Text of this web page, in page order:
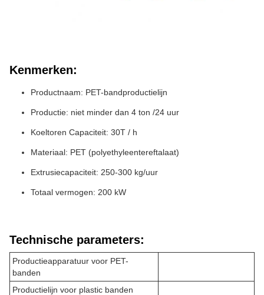
Kenmerken:
Productnaam: PET-bandproductielijn
Productie: niet minder dan 4 ton /24 uur
Koeltoren Capaciteit: 30T / h
Materiaal: PET (polyethyleentereftalaat)
Extrusiecapaciteit: 250-300 kg/uur
Totaal vermogen: 200 kW
Technische parameters:
Productieapparatuur voor PET-
banden
Productielijn voor plastic banden